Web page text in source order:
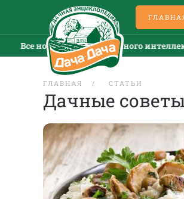
искусственного интеллекта →
ГЛАВНАЯ СТАТЬИ
Дачные